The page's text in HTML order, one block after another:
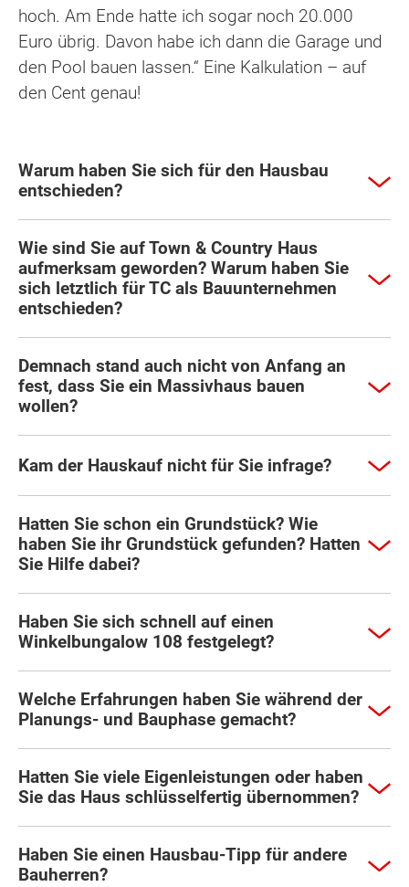
hoch. Am Ende hatte ich sogar noch 20.000
Euro übrig. Davon habe ich dann die Garage und
den Pool bauen lassen.“ Eine Kalkulation – auf
den Cent genau!
Warum haben Sie sich für den Hausbau
entschieden?
Wie sind Sie auf Town & Country Haus
aufmerksam geworden? Warum haben Sie
sich letztlich für TC als Bauunternehmen
entschieden?
Demnach stand auch nicht von Anfang an
fest, dass Sie ein Massivhaus bauen
wollen?
Kam der Hauskauf nicht für Sie infrage?
Hatten Sie schon ein Grundstück? Wie
haben Sie ihr Grundstück gefunden? Hatten
Sie Hilfe dabei?
Haben Sie sich schnell auf einen
Winkelbungalow 108 festgelegt?
Welche Erfahrungen haben Sie während der
Planungs- und Bauphase gemacht?
Hatten Sie viele Eigenleistungen oder haben
Sie das Haus schlüsselfertig übernommen?
Haben Sie einen Hausbau-Tipp für andere
Bauherren?